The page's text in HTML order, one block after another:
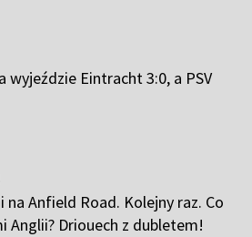
wyjeździe Eintracht 3:0, a PSV
na Anfield Road. Kolejny raz. Co
Anglii? Driouech z dubletem!